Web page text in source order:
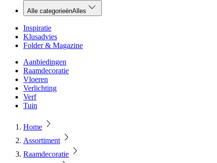
Alle categorieënAlles
Inspiratie
Klusadvies
Folder & Magazine
Aanbiedingen
Raamdecoratie
Vloeren
Verlichting
Verf
Tuin
Home
Assortiment
Raamdecoratie